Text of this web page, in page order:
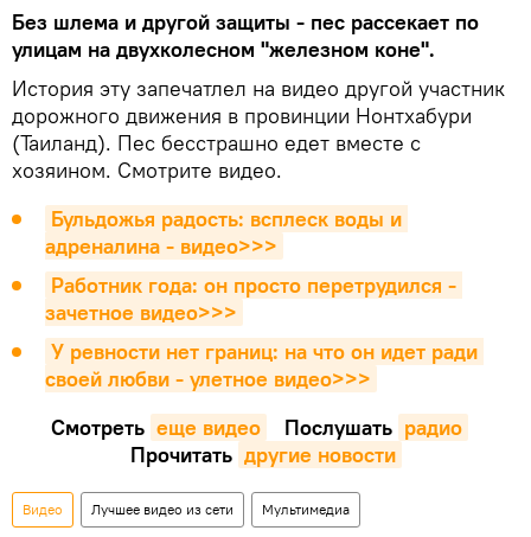
Без шлема и другой защиты - пес рассекает по
улицам на двухколесном "железном коне".
История эту запечатлел на видео другой участник
дорожного движения в провинции Нонтхабури
(Таиланд). Пес бесстрашно едет вместе с
хозяином. Смотрите видео.
Бульдожья радость: всплеск воды и
адреналина - видео>>>
Работник года: он просто перетрудился -
зачетное видео>>>
У ревности нет границ: на что он идет ради
своей любви - улетное видео>>>
Смотреть еще видео Послушать радио
Прочитать другие новости
Видео Лучшее видео из сети Мультимедиа